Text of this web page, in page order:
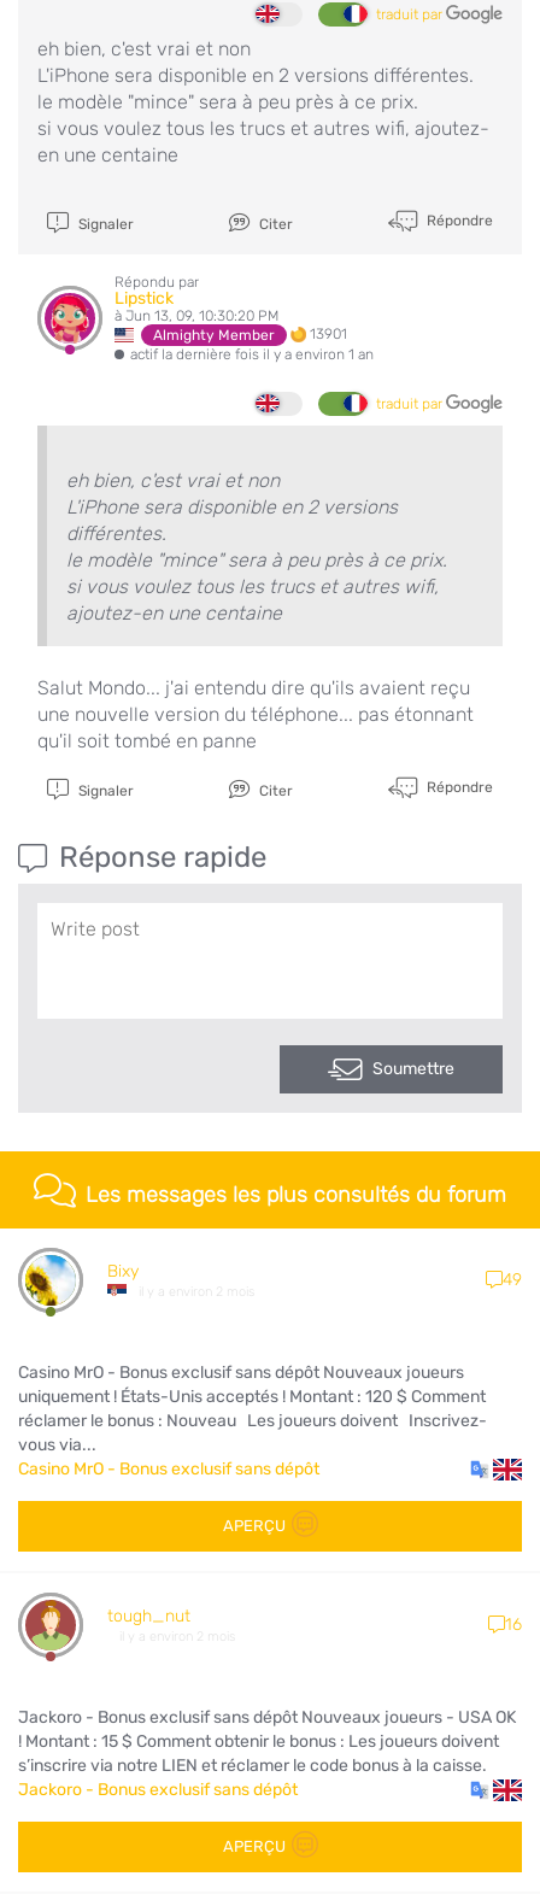
traduit par
eh bien, c'est vrai et non
L'iPhone sera disponible en 2 versions différentes.
le modèle "mince" sera à peu près à ce prix.
si vous voulez tous les trucs et autres wifi, ajoutez-
en une centaine
Signaler Citer Répondre
Répondu par
Lipstick
à Jun 13, 09, 10:30:20 PM
Almighty Member
13901
actif la dernière fois il y a environ 1 an
traduit par
eh bien, c'est vrai et non
L'iPhone sera disponible en 2 versions
différentes.
le modèle "mince" sera à peu près à ce prix.
si vous voulez tous les trucs et autres wifi,
ajoutez-en une centaine
Salut Mondo... j'ai entendu dire qu'ils avaient reçu
une nouvelle version du téléphone... pas étonnant
qu'il soit tombé en panne
Signaler Citer Répondre
Réponse rapide
Soumettre
Les messages les plus consultés du forum
Bixy
il y a environ 2 mois
49
Casino MrO - Bonus exclusif sans dépôt Nouveaux joueurs
uniquement ! États-Unis acceptés ! Montant : 120 $ Comment
réclamer le bonus : Nouveau Les joueurs doivent Inscrivez-
vous via...
Casino MrO - Bonus exclusif sans dépôt
APERÇU
tough_nut
il y a environ 2 mois
16
Jackoro - Bonus exclusif sans dépôt Nouveaux joueurs - USA OK
! Montant : 15 $ Comment obtenir le bonus : Les joueurs doivent
s’inscrire via notre LIEN et réclamer le code bonus à la caisse.
Jackoro - Bonus exclusif sans dépôt
APERÇU